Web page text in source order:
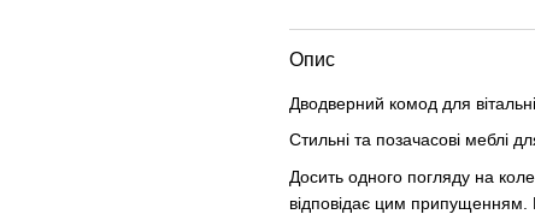
Опис
Дводверний комод для
Стильні та позачасові меблі
Досить одного погляду на
відповідає цим припущенням.